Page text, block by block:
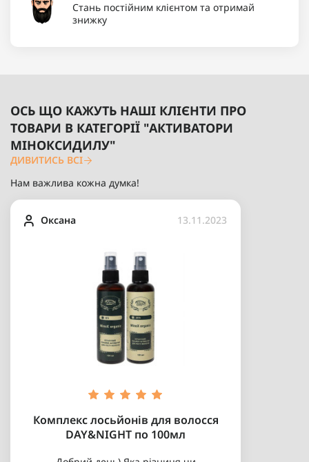
Стань постійним клієнтом та отримай
знижку
ОСЬ ЩО КАЖУТЬ НАШІ КЛІЄНТИ ПРО
ТОВАРИ В КАТЕГОРІЇ "АКТИВАТОРИ
МІНОКСИДИЛУ"
ДИВИТИСЬ ВСІ
Нам важлива кожна думка!
Оксана 13.11.2023
Комплекс лосьйонів для волосся
DAY&NIGHT по 100мл